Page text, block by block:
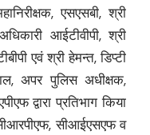
एसएसबी, श्री
आईटीवीपी, श्री
एवं श्री हेमन्त, डिप्टी
अपर पुलिस अधीक्षक,
द्वारा प्रतिभाग किया
सीआईएसएफ व